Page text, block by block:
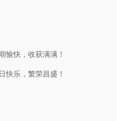
愉快，收获满满！
快乐，繁荣昌盛！